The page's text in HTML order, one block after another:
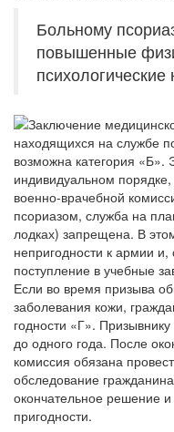
Больному
повышенные
психологические
находящихся на службе
возможна категория
индивидуальном
военно-врачебной
псориазом, служба на
лодках) запрещена. В
непригодности к армии и,
поступление в учебные
Если во время призыва
заболевания кожи,
годности «Г».
до одного года. После
комиссия обязана
обследование
окончательное решение
пригодности.